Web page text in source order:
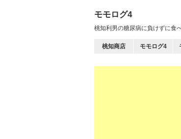
モモログ4
桃知利男の糖尿病に負けずに食
桃知商店 モモログ4